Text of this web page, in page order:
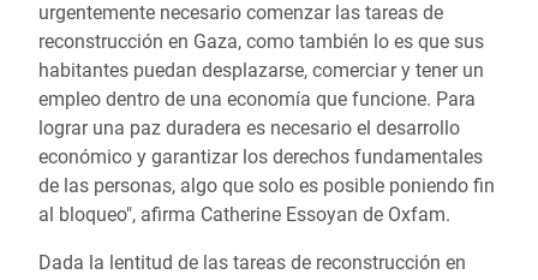
urgentemente necesario comenzar las tareas de
reconstrucción en Gaza, como también lo es que sus
habitantes puedan desplazarse, comerciar y tener un
empleo dentro de una economía que funcione. Para
lograr una paz duradera es necesario el desarrollo
económico y garantizar los derechos fundamentales
de las personas, algo que solo es posible poniendo fin
al bloqueo", afirma Catherine Essoyan de Oxfam.
Dada la lentitud de las tareas de reconstrucción en